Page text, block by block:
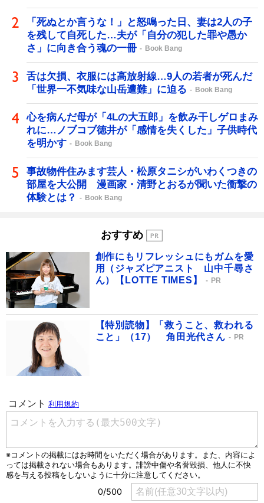
「死ぬとか言うな！」と怒鳴った日、妻は2人の子
を残して自死した…夫が「自分の犯した罪や愚か
さ」に向き合う魂の一冊
Book Bang
舌は欠損、衣服には高放射線…9人の若者が死んだ
「世界一不気味な山岳遭難」に迫る
Book Bang
心を病んだ母が「4Lの大五郎」を飲み干しゲロまみ
れに…ノブコブ徳井が「感情を失くした」子供時代
を明かす
Book Bang
事故物件住みます芸人・松原タニシがいわくつきの
部屋を大公開 漫画家・清野とおるが聞いた衝撃の
体験とは？
Book Bang
おすすめ
創作にもリフレッシュにもガムを愛
用（ジャズピアニスト 山中千尋さ
ん）【LOTTE TIMES】
PR
【特別読物】「救うこと、救われる
こと」（17） 角田光代さん
PR